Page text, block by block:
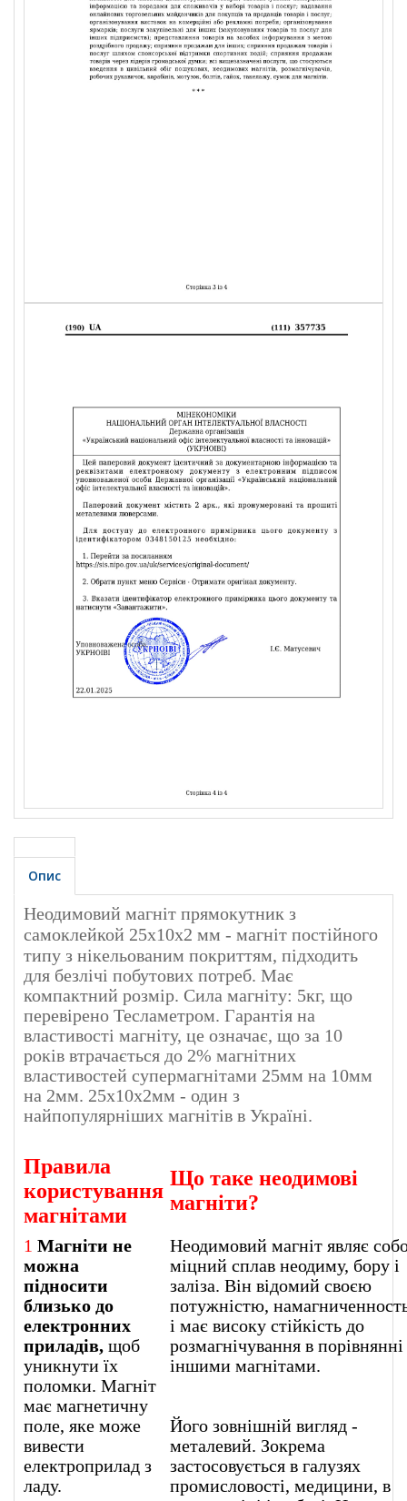
Опис
Неодимовий магніт прямокутник з
самоклейкой 25х10х2 мм - магніт постійного
типу з нікельованим покриттям, підходить
для безлічі побутових потреб. Має
компактний розмір. Сила магніту: 5кг, що
перевірено Тесламетром. Гарантія на
властивості магніту, це означає, що за 10
років втрачається до 2% магнітних
властивостей супермагнітами 25мм на 10мм
на 2мм. 25х10х2мм - один з
найпопулярніших магнітів в Україні.
Правила
користування
магнітами
Що таке неодимові
магніти?
1 Магніти не
можна
підносити
близько до
електронних
приладів, щоб
уникнути їх
поломки. Магніт
має магнетичну
поле, яке може
вивести
електроприлад з
ладу.
Неодимовий магніт являє
міцний сплав неодиму, бору і
заліза. Він відомий своєю
потужністю,
і має високу стійкість до
розмагнічування в порівнянні
іншими магнітами.
Його зовнішній вигляд -
металевий. Зокрема
застосовується в галузях
промисловості, медицини, в